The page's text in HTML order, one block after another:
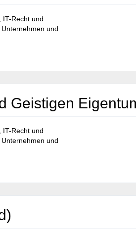
IT-Recht und
und
Geistigen
IT-Recht und
und